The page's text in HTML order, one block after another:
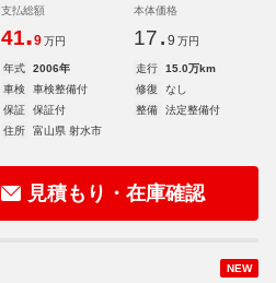
支払総額
41.9 万円
本体価格
17. 9 万円
年式 2006年 走行
15.0万km
車検
車検整備付 修復
なし
保証
保証付 整備
法定整備付
住所
富山県 射水市
見積もり・在庫確認
NEW